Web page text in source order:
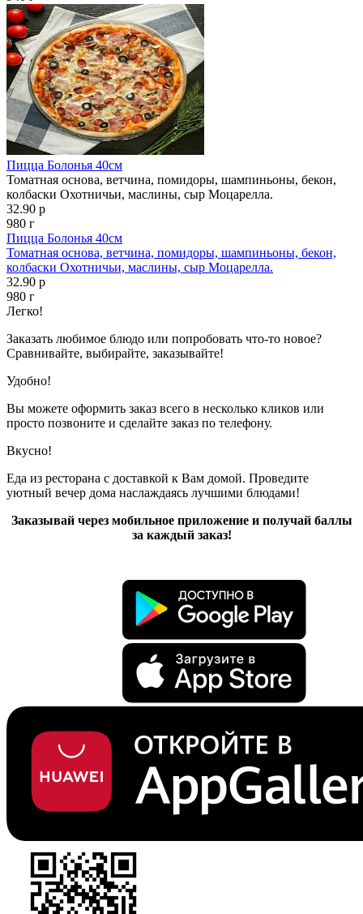
Пицца Болонья 40см
Томатная основа, ветчина, помидоры, шампиньоны, бекон,
колбаски Охотничьи, маслины, сыр Моцарелла.
32.90 р
980 г
Пицца Болонья 40см
Томатная основа, ветчина, помидоры, шампиньоны, бекон,
колбаски Охотничьи, маслины, сыр Моцарелла.
32.90 р
980 г
Легко!
Заказать любимое блюдо или попробовать что-то новое?
Сравнивайте, выбирайте, заказывайте!
Удобно!
Вы можете оформить заказ всего в несколько кликов или
просто позвоните и сделайте заказ по телефону.
Вкусно!
Еда из ресторана с доставкой к Вам домой. Проведите
уютный вечер дома наслаждаясь лучшими блюдами!
Заказывай через мобильное приложение и получай баллы
за каждый заказ!